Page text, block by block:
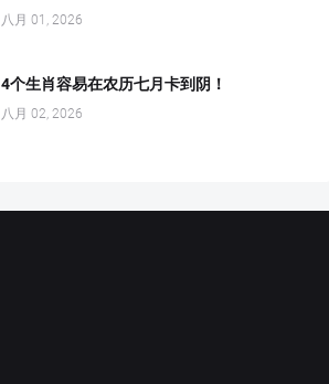
八月 01, 2026
4个生肖容易在农历七月卡到阴！
八月 02, 2026